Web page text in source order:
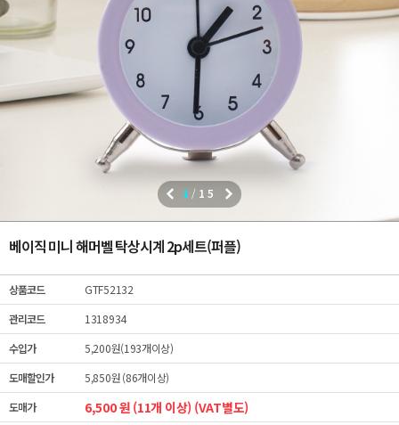
1 / 15
베이직 미니 해머벨 탁상시계 2p세트(퍼플)
상품코드
GTF52132
관리코드
1318934
수입가
5,200원(193개이상)
도매할인가
5,850원 (86개이상)
도매가
6,500 원 (11개 이상) (VAT별도)